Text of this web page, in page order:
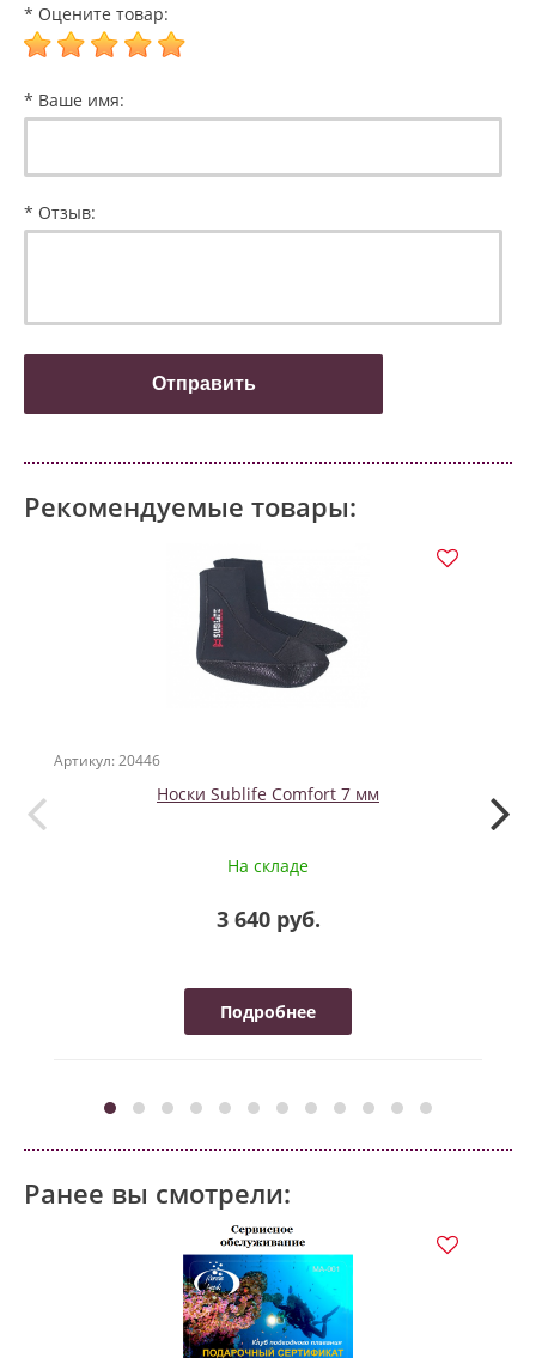
* Оцените товар:
* Ваше имя:
* Отзыв:
Рекомендуемые товары:
Артикул: 20446
Носки Sublife Comfort 7 мм
На складе
3 640 руб.
Подробнее
Ранее вы смотрели: